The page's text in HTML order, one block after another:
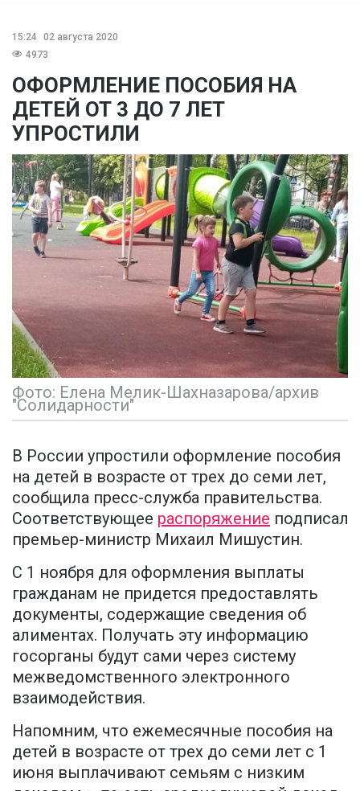
15:24
02 августа 2020
4973
ОФОРМЛЕНИЕ ПОСОБИЯ НА
ДЕТЕЙ ОТ 3 ДО 7 ЛЕТ
УПРОСТИЛИ
Фото: Елена Мелик-Шахназарова/архив
"Солидарности"
В России упростили оформление пособия
на детей в возрасте от трех до семи лет,
сообщила пресс-служба правительства.
Соответствующее распоряжение подписал
премьер-министр Михаил Мишустин.
С 1 ноября для оформления выплаты
гражданам не придется предоставлять
документы, содержащие сведения об
алиментах. Получать эту информацию
госорганы будут сами через систему
межведомственного электронного
взаимодействия.
Напомним, что ежемесячные пособия на
детей в возрасте от трех до семи лет с 1
июня выплачивают семьям с низким